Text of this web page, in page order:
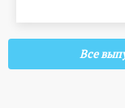
Все